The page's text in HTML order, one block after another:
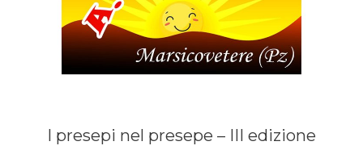
I presepi nel presepe – III edizione